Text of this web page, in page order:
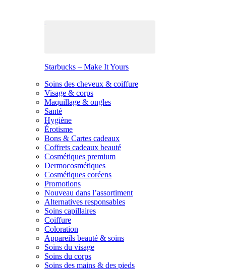
Starbucks – Make It Yours
Soins des cheveux & coiffure
Visage & corps
Maquillage & ongles
Santé
Hygiène
Érotisme
Bons & Cartes cadeaux
Coffrets cadeaux beauté
Cosmétiques premium
Dermocosmétiques
Cosmétiques coréens
Promotions
Nouveau dans l’assortiment
Alternatives responsables
Soins capillaires
Coiffure
Coloration
Appareils beauté & soins
Soins du visage
Soins du corps
Soins des mains & des pieds